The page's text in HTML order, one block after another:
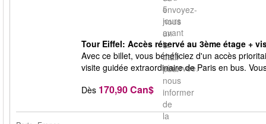
5
jours
avant
la
date
réservée.
envoyez-
nous
un
e-
mail
pour
nous
informer
de
la
Tour Eiffel: Accès réservé au 3ème étage +
Avec ce billet, vous bénéficiez d'un accès
visite guidée extraordinaire de Paris en bus.
Dès 170,90 Can$